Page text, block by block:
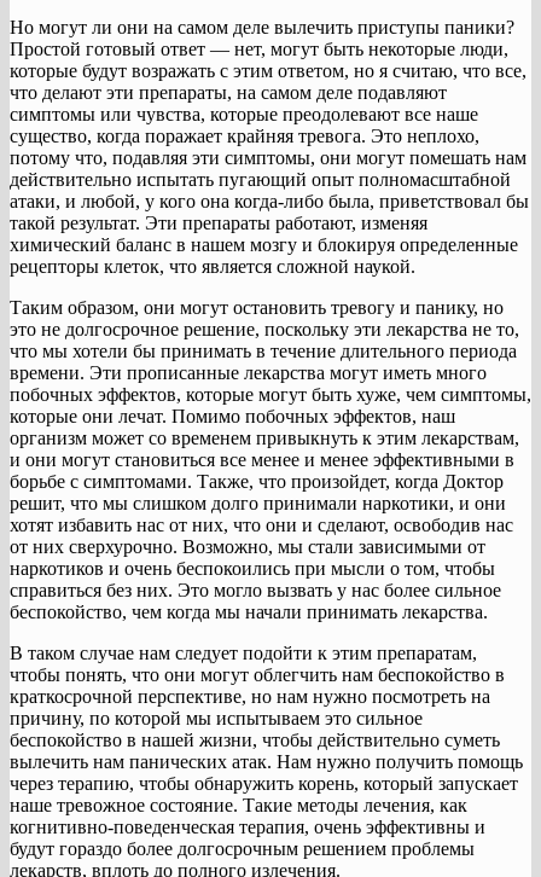
Но могут ли они на самом деле вылечить приступы паники?
Простой готовый ответ — нет, могут быть некоторые люди,
которые будут возражать с этим ответом, но я считаю, что все,
что делают эти препараты, на самом деле подавляют
симптомы или чувства, которые преодолевают все наше
существо, когда поражает крайняя тревога. Это неплохо,
потому что, подавляя эти симптомы, они могут помешать нам
действительно испытать пугающий опыт полномасштабной
атаки, и любой, у кого она когда-либо была, приветствовал бы
такой результат. Эти препараты работают, изменяя
химический баланс в нашем мозгу и блокируя определенные
рецепторы клеток, что является сложной наукой.
Таким образом, они могут остановить тревогу и панику, но
это не долгосрочное решение, поскольку эти лекарства не то,
что мы хотели бы принимать в течение длительного периода
времени. Эти прописанные лекарства могут иметь много
побочных эффектов, которые могут быть хуже, чем симптомы,
которые они лечат. Помимо побочных эффектов, наш
организм может со временем привыкнуть к этим лекарствам,
и они могут становиться все менее и менее эффективными в
борьбе с симптомами. Также, что произойдет, когда Доктор
решит, что мы слишком долго принимали наркотики, и они
хотят избавить нас от них, что они и сделают, освободив нас
от них сверхурочно. Возможно, мы стали зависимыми от
наркотиков и очень беспокоились при мысли о том, чтобы
справиться без них. Это могло вызвать у нас более сильное
беспокойство, чем когда мы начали принимать лекарства.
В таком случае нам следует подойти к этим препаратам,
чтобы понять, что они могут облегчить нам беспокойство в
краткосрочной перспективе, но нам нужно посмотреть на
причину, по которой мы испытываем это сильное
беспокойство в нашей жизни, чтобы действительно суметь
вылечить нам панических атак. Нам нужно получить помощь
через терапию, чтобы обнаружить корень, который запускает
наше тревожное состояние. Такие методы лечения, как
когнитивно-поведенческая терапия, очень эффективны и
будут гораздо более долгосрочным решением проблемы
лекарств, вплоть до полного излечения.